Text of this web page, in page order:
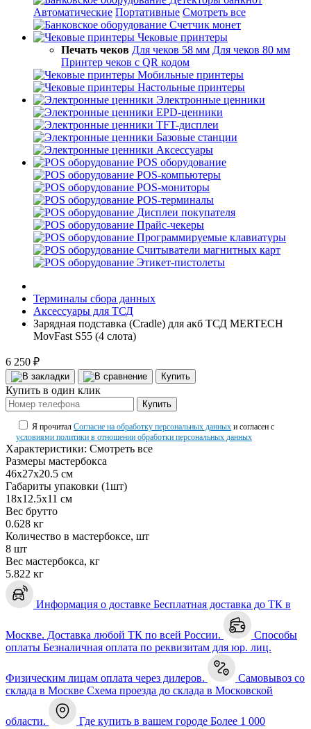
Автоматические Портативные Смотреть все
Счетчик монет
Чековые принтеры
Печать чеков Для чеков 58 мм Для чеков 80 мм
Принтер чеков с QR кодом
Мобильные принтеры
Настольные принтеры
Электронные ценники
EPD-ценники
TFT-дисплеи
Базовые станции
Аксессуары
POS оборудование
POS-компьютеры
POS-мониторы
POS-терминалы
Дисплеи покупателя
Прайс-чекеры
Программируемые клавиатуры
Считыватели магнитных карт
Этикет-пистолеты
Терминалы сбора данных
Аксессуары для ТСД
Зарядная подставка (Cradle) для акб ТСД MERTECH
MovFast S55 (4 слота)
6 250 ₽
Купить
Купить в один клик
Купить
Я прочитал Согласие на обработку персональных данных и согласен с
условиями политики в отношении обработки персональных данных
Характеристики: Смотреть все
Размеры мастербокса
46х27х20.5 см
Габариты упаковки (1шт)
18х12.5х11 см
Вес брутто
0.628 кг
Количество в мастербоксе, шт
8 шт
Вес мастербокса, кг
5.822 кг
Информация о доставке Бесплатная доставка до ТК в
Москве. Доставка любой ТК по всей России.
Способы
оплаты Безналичная оплата по реквизитам для юр. лиц.
Физическим лицам оплата через дилеров.
Самовывоз со
склада в Москве Схема проезда до склада в Московской
области. Где купить в вашем городе Более 1 000